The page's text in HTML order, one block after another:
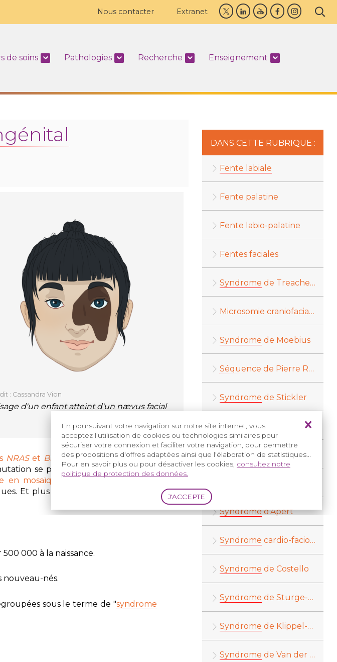
En poursuivant votre navigation sur notre site internet, vous
acceptez l’utilisation de cookies ou technologies similaires pour
sécuriser votre connexion et faciliter votre navigation, pour permettre
des propositions d'offres adaptées ainsi que l'élaboration de statistiques...
Pour en savoir plus ou pour désactiver les cookies, consultez notre
politique de protection des données.
Nous contacter Extranet
de soins Pathologies Recherche Enseignement
: Cassandra Vion
d'un enfant atteint d'un nævus facial
NRASet BRAF; il fait ainsi partie des
se produit dans les premières
en mosaïquepour laquelle, seules
Et plus les variations surviennent
000 à la naissance.
nouveau-nés.
sous le terme de "syndrome
DANS CETTE RUBRIQUE :
Fente labiale
Fente palatine
Fente labio-palatine
Fentes faciales
Syndrome de Treacher-Collins
Microsomie craniofaciale
Syndrome de Moebius
Séquence de Pierre Robin
Syndrome de Stickler
SyndromeCHARGE
Syndromes PIK3CA
Syndromed'Apert
Syndrome cardio-facio-cutané
Syndrome de Costello
Syndrome de Sturge-Weber
Syndrome de Klippel-Feil
Syndrome de Van der Woude